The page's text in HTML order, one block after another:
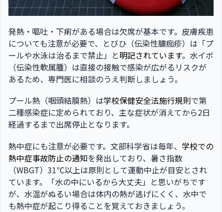
発熱・嘔吐・下痢がある場合は欠席が基本です。皮膚疾患
についても注意が必要で、とびひ（伝染性膿痂疹）は「プ
ールや水泳は治るまで禁止」と明記されています。水イボ
（伝染性軟属腫）は直接の接触で感染が広がるリスクが
あるため、専門医に相談のうえ判断しましょう。
プール熱（咽頭結膜熱）は学校保健安全法施行規則で第
二種感染症に定められており、主な症状が消えてから2日
経過するまで出席停止となります。
熱中症にも注意が必要です。文部科学省は毎年、 学校での
熱中症事故防止の通知を発出しており、暑さ指数
（WBGT）31℃以上は原則として運動中止が目安とされ
ています。「水の中にいるから大丈夫」と思いがちです
が、水温がぬるい場合は体内の熱が逃げにくく、水中で
も熱中症が起こり得ることを覚えておきましょう。